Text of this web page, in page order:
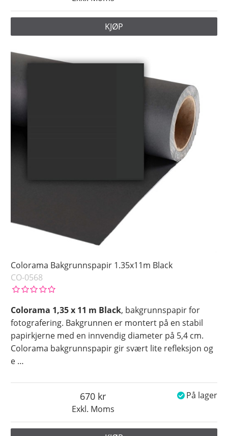
KJØP
Colorama Bakgrunnspapir 1.35x11m Black
CO-0568
Colorama 1,35 x 11 m Black, bakgrunnspapir for
fotografering. Bakgrunnen er montert på en stabil
papirkjerne med en innvendig diameter på 5,4 cm.
Colorama bakgrunnspapir gir svært lite refleksjon og
e …
Exkl. Moms
670 På lager